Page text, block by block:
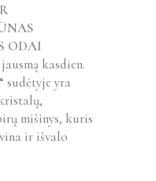
ODAI
kasdien.
sudėtyje yra
mišinys, kuris
ir išvalo